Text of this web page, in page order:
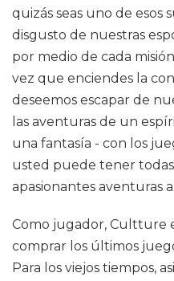
quizás seas uno de esos
disgusto de nuestras
por medio de cada
vez que enciendes la
deseemos escapar de
las aventuras de un
una fantasía - con los
usted puede tener todas
apasionantes aventuras
Como jugador, Cultture
comprar los últimos
Para los viejos tiempos,